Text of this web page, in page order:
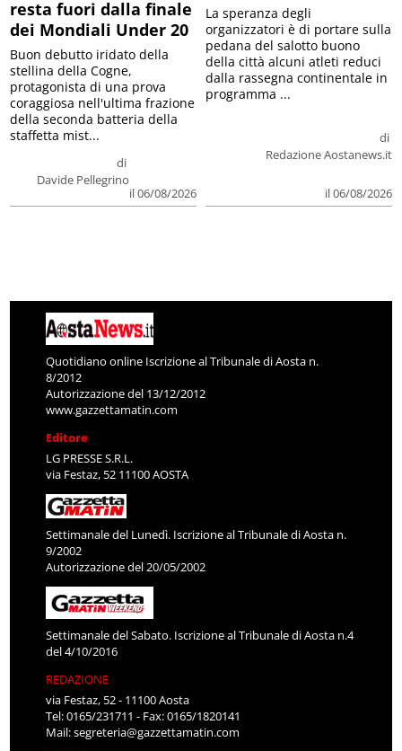
resta fuori dalla finale
dei Mondiali Under 20
di
Davide Pellegrino
il 06/08/2026
Buon debutto iridato della
stellina della Cogne,
protagonista di una prova
coraggiosa nell'ultima frazione
della seconda batteria della
staffetta mist...
di
Redazione Aostanews.it
il 06/08/2026
La speranza degli
organizzatori è di portare sulla
pedana del salotto buono
della città alcuni atleti reduci
dalla rassegna continentale in
programma ...
Quotidiano online Iscrizione al Tribunale di Aosta n.
8/2012
Autorizzazione del 13/12/2012
www.gazzettamatin.com
Editore
LG PRESSE S.R.L.
via Festaz, 52 11100 AOSTA
Settimanale del Lunedì. Iscrizione al Tribunale di Aosta n.
9/2002
Autorizzazione del 20/05/2002
Settimanale del Sabato. Iscrizione al Tribunale di Aosta n.4
del 4/10/2016
REDAZIONE
via Festaz, 52 - 11100 Aosta
Tel: 0165/231711 - Fax: 0165/1820141
Mail:segreteria@gazzettamatin.com